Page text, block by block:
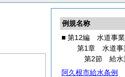
例規名称
■ 第12編 水道事
第1章 水道事
第2節 給水
阿久根市給水条例